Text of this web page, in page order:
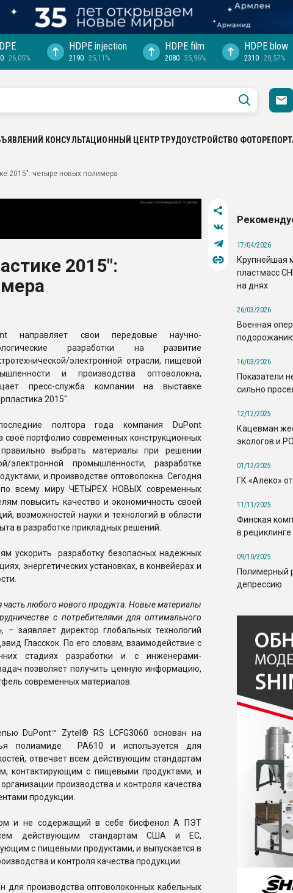
26,05%
HDPE injection
2190 25,11%
HDPE film
2080 25,96%
HDPE blow
2310 28,57%
КОНСУЛЬТАЦИОННЫЙ ЦЕНТРТРУДОУСТРОЙСТВО
2015": четыре новых полимера
2015":
направляет свои передовые научно-
разработки на развитие
электронной отрасли, пищевой
и производства оптоволокна,
пресс-служба компании на выставке
2015".
полтора года компания DuPont
портфолио современных конструкционных
выбрать материалы при решении
электронной промышленности, разработке
и производстве оптоволокна. Сегодня
по всему миру ЧЕТЫРЕХ НОВЫХ современных
повысить качество и экономичность своей
возможностей науки и технологий в области
в разработке прикладных решений.
ускорить разработку безопасных надёжных
энергетических установках, в конвейерах и
любого нового продукта. Новые материалы
с потребителями для оптимального
– заявляет директор глобальных технологий
Гласскок. По его словам, взаимодействие с
стадиях разработки и с инженерами-
позволяет получить ценную информацию,
современных материалов.
DuPont™ Zytel® RS LCFG3060 основан на
полиамиде PA610 и используется для
отвечает всем действующим стандартам
контактирующим с пищевыми продуктами, и
производства и контроля качества
продукции.
и не содержащий в себе бисфенол A ПЭТ
действующим стандартам США и ЕС,
с пищевыми продуктами, и выпускается в
и контроля качества продукции.
производства оптоволоконных кабельных
17/04/2026
Крупнейшая
пластмасс
на днях
26/03/2026
Военная
16/03/2026
Показатели
сильно
12/12/2025
Кацевман
экологов и
01/12/2025
ГК «Алеко»
11/11/2025
Финская
в
09/10/2025
Полимерный
депрессию